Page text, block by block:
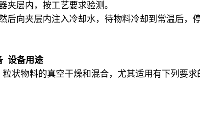
夹层内，按工艺要求验测。
后向夹层内注入冷却水，待物料冷却到常温后
设备用途
状物料的真空干燥和混合，尤其适用有下列要求